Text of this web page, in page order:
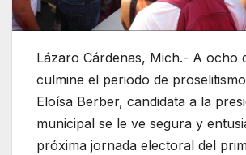
Lázaro Cárdenas, Mich.- A ocho
culmine el periodo de
Eloísa Berber, candidata a la
municipal se le ve segura y
próxima jornada electoral del